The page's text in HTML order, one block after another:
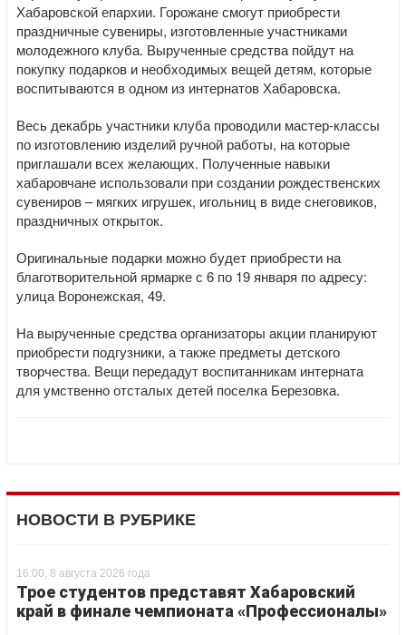
Хабаровской епархии. Горожане смогут приобрести
праздничные сувениры, изготовленные участниками
молодежного клуба. Вырученные средства пойдут на
покупку подарков и необходимых вещей детям, которые
воспитываются в одном из интернатов Хабаровска.
Весь декабрь участники клуба проводили мастер-классы
по изготовлению изделий ручной работы, на которые
приглашали всех желающих. Полученные навыки
хабаровчане использовали при создании рождественских
сувениров – мягких игрушек, игольниц в виде снеговиков,
праздничных открыток.
Оригинальные подарки можно будет приобрести на
благотворительной ярмарке с 6 по 19 января по адресу:
улица Воронежская, 49.
На вырученные средства организаторы акции планируют
приобрести подгузники, а также предметы детского
творчества. Вещи передадут воспитанникам интерната
для умственно отсталых детей поселка Березовка.
НОВОСТИ В РУБРИКЕ
16:00, 8 августа 2026 года
Трое студентов представят Хабаровский
край в финале чемпионата «Профессионалы»